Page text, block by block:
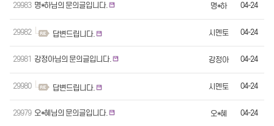
29983 명*하님의 문의글입니다. 명*하 04-24
29982 답변드립니다. 시멘토 04-24
29981 강정아님의 문의글입니다. 강정아 04-24
29980 답변드립니다. 시멘토 04-24
29979 오*혜님의 문의글입니다. 오*혜 04-24